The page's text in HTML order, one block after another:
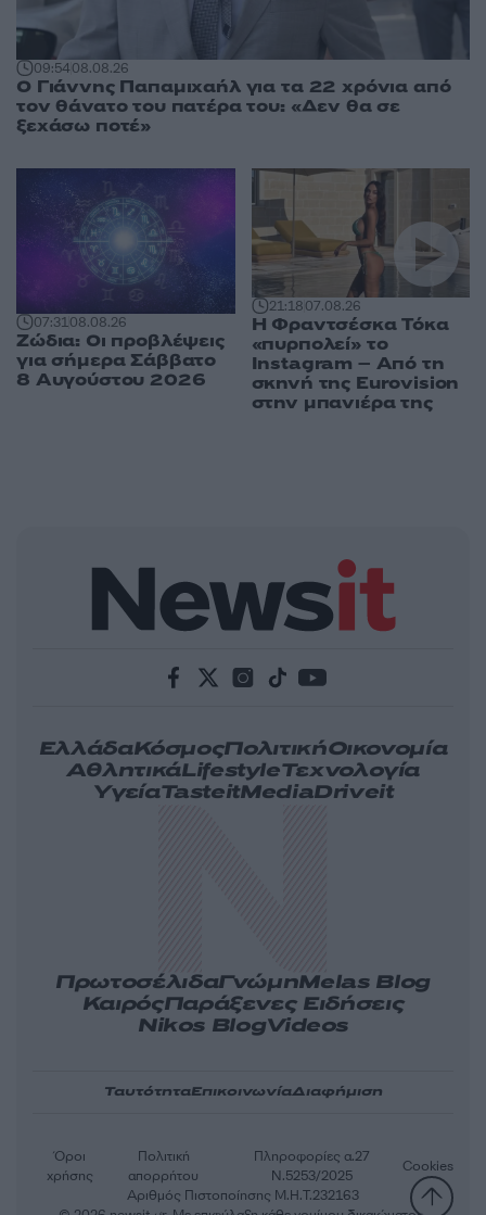
09:5408.08.26
Ο Γιάννης Παπαμιχαήλ για τα 22 χρόνια από
τον θάνατο του πατέρα του: «Δεν θα σε
ξεχάσω ποτέ»
07:3108.08.26
Ζώδια: Οι προβλέψεις
για σήμερα Σάββατο
8 Αυγούστου 2026
21:1807.08.26
Η Φραντσέσκα Τόκα
«πυρπολεί» το
Instagram – Από τη
σκηνή της Eurovision
στην μπανιέρα της
ΕλλάδαΚόσμοςΠολιτικήΟικονομία
ΑθλητικάLifestyleΤεχνολογία
ΥγείαTasteitMediaDriveit
ΠρωτοσέλιδαΓνώμηMelas Blog
ΚαιρόςΠαράξενες Ειδήσεις
Nikos BlogVideos
ΤαυτότηταΕπικοινωνίαΔιαφήμιση
Αριθμός Πιστοποίησης Μ.Η.Τ.232163
Όροι
χρήσης
Πολιτική
απορρήτου
Πληροφορίες α.27
Ν.5253/2025
Cookies